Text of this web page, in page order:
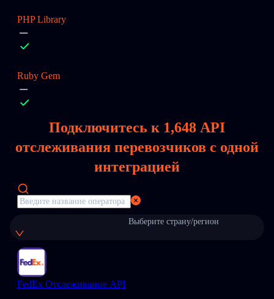
PHP Library
Ruby Gem
Подключитесь к 1,648 API
отслеживания перевозчиков с одной
интеграцией
Выберите страну/регион
FedEx Отслеживание API